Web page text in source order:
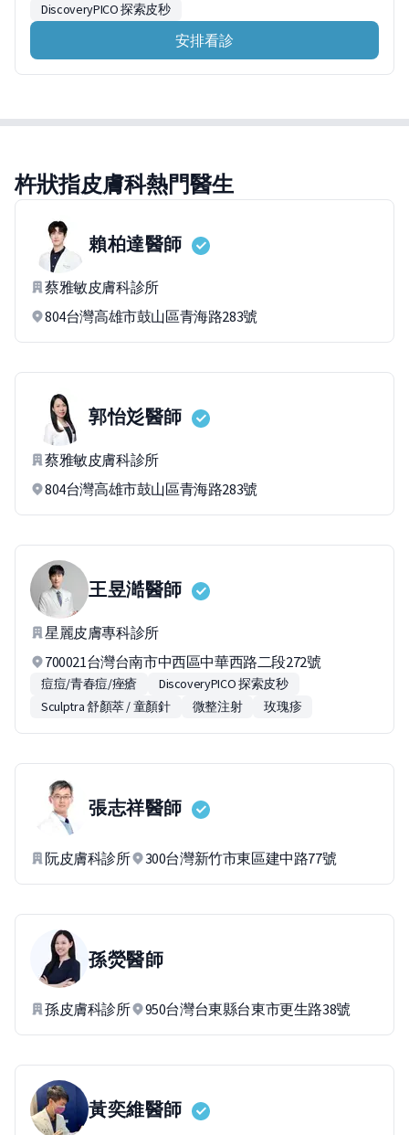
DiscoveryPICO 探索皮秒
安排看診
杵狀指皮膚科熱門醫生
賴柏達醫師
蔡雅敏皮膚科診所
804台灣高雄市鼓山區青海路283號
郭怡彣醫師
蔡雅敏皮膚科診所
804台灣高雄市鼓山區青海路283號
王昱澔醫師
星麗皮膚專科診所
700021台灣台南市中西區中華西路二段272號
痘痘/青春痘/痤瘡
DiscoveryPICO 探索皮秒
Sculptra 舒顏萃 / 童顏針
微整注射 玫瑰疹
張志祥醫師
阮皮膚科診所 300台灣新竹市東區建中路77號
孫熒醫師
孫皮膚科診所 950台灣台東縣台東市更生路38號
黃奕維醫師